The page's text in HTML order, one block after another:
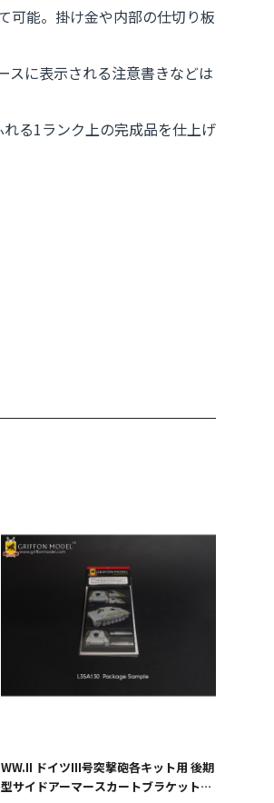
可能。掛け金や内部の仕切り板
スに表示される注意書きなどは
る1ランク上の完成品を仕上げ
WW.II ドイツIII号突撃砲各キット用 後期
型サイドアーマースカートブラケットパ